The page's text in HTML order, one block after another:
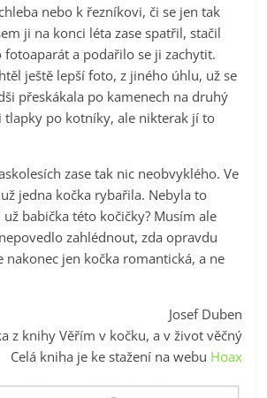
nebo k řezníkovi, či se jen tak
ji na konci léta zase spatřil, stačil
fotoaparát a podařilo se ji zachytit.
ještě lepší foto, z jiného úhlu, už se
přeskákala po kamenech na druhý
tlapky po kotníky, ale nikterak jí to
zase tak nic neobvyklého. Ve
jedna kočka rybařila. Nebyla to
babička této kočičky? Musím ale
zahlédnout, zda opravdu
nakonec jen kočka romantická, a ne
Josef Duben
z knihy Věřím v kočku, a v život věčný
Celá kniha je ke stažení na webu Hoax